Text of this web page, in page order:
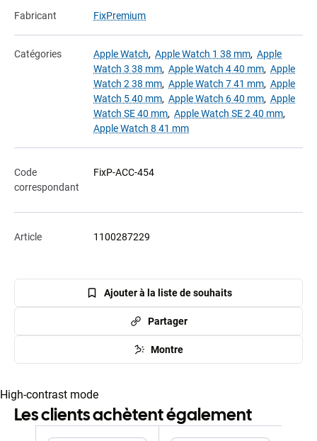
Fabricant FixPremium
Catégories Apple Watch, Apple Watch 1 38 mm, Apple
Watch 3 38 mm, Apple Watch 4 40 mm, Apple
Watch 2 38 mm, Apple Watch 7 41 mm, Apple
Watch 5 40 mm, Apple Watch 6 40 mm, Apple
Watch SE 40 mm, Apple Watch SE 2 40 mm,
Apple Watch 8 41 mm
Code
correspondant
FixP-ACC-454
Article 1100287229
Ajouter à la liste de souhaits
Partager
Montre
High-contrast mode
Les clients achètent également